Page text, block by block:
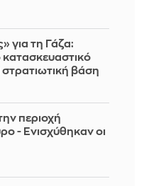
για τη Γάζα:
βάση
περιοχή
- Ενισχύθηκαν οι